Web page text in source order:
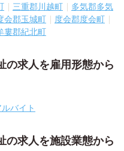
三重郡川越町
多気郡多気
会郡玉城町
度会郡度会町
婁郡紀北町
の求人を雇用形態から
バイト
の求人を施設業態から